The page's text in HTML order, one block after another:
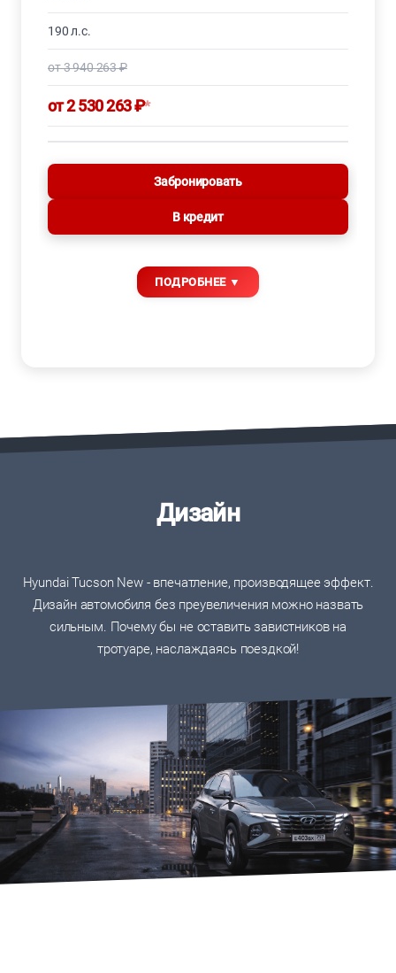
190 л.с.
от 3 940 263 ₽
от 2 530 263 ₽*
Забронировать
В кредит
Дизайн
Hyundai Tucson New - впечатление, производящее эффект.
Дизайн автомобиля без преувеличения можно назвать
сильным. Почему бы не оставить завистников на
тротуаре, наслаждаясь поездкой!